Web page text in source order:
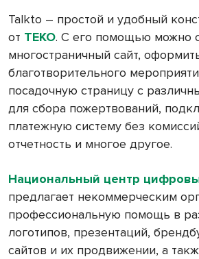
Talkto – простой и удобный
от ТЕКО. С его помощью можно
многостраничный сайт,
благотворительного
посадочную страницу с
для сбора пожертвований,
платежную систему без
отчетность и многое другое.
Национальный центр
предлагает некоммерческим
профессиональную помощь в
логотипов, презентаций,
сайтов и их продвижении, а